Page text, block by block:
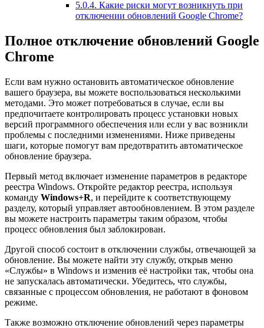
5.0.4. Какие риски могут возникнуть при
отключении обновлений Google Chrome?
Полное отключение обновлений Google
Chrome
Если вам нужно остановить автоматическое обновление
вашего браузера, вы можете воспользоваться несколькими
методами. Это может потребоваться в случае, если вы
предпочитаете контролировать процесс установки новых
версий программного обеспечения или если у вас возникли
проблемы с последними изменениями. Ниже приведены
шаги, которые помогут вам предотвратить автоматическое
обновление браузера.
Первый метод включает изменение параметров в редакторе
реестра Windows. Откройте редактор реестра, используя
команду Windows+R, и перейдите к соответствующему
разделу, который управляет автообновлением. В этом разделе
вы можете настроить параметры таким образом, чтобы
процесс обновления был заблокирован.
Другой способ состоит в отключении службы, отвечающей за
обновление. Вы можете найти эту службу, открыв меню
«Службы» в Windows и изменив её настройки так, чтобы она
не запускалась автоматически. Убедитесь, что службы,
связанные с процессом обновления, не работают в фоновом
режиме.
Также возможно отключение обновлений через параметры